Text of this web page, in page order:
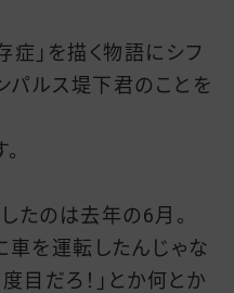
症」を描く物語にシフ
パルス堤下君のことを
たのは去年の6月。
車を運転したんじゃな
度目だろ！」とか何とか